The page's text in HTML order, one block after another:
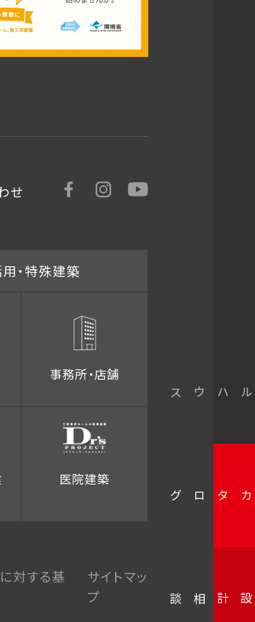
モデルハウス
無料カタログ
無料設計相談
せ
・特殊建築
事務所・店舗
医院建築
対する基
サイトマッ
プ